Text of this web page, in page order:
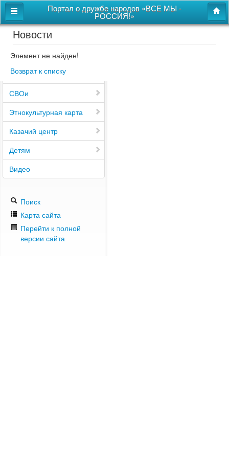
Портал о дружбе народов «ВСЕ МЫ -
РОССИЯ!»
Главная
Дом дружбы народов
Новости
СВОи
Этнокультурная карта
Казачий центр
Детям
Видео
Поиск
Карта сайта
Перейти к полной
версии сайта
Новости
Элемент не найден!
Возврат к списку